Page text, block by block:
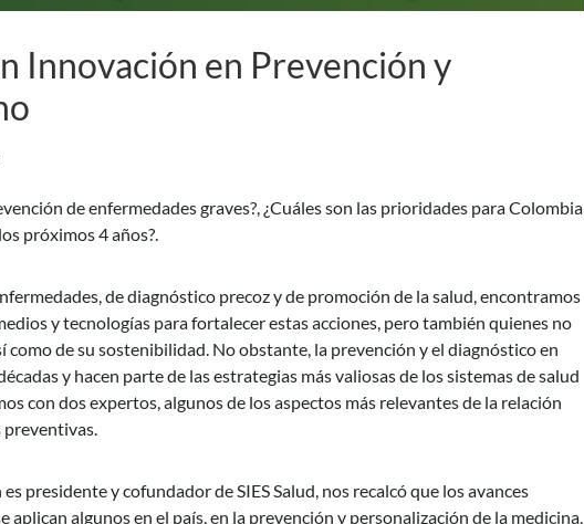
Innovación en Prevención y
de enfermedades graves?, ¿Cuáles son las prioridades para Colombia
próximos 4 años?.
de diagnóstico precoz y de promoción de la salud, encontramos
y tecnologías para fortalecer estas acciones, pero también quienes no
como de su sostenibilidad. No obstante, la prevención y el diagnóstico en
y hacen parte de las estrategias más valiosas de los sistemas de salud
con dos expertos, algunos de los aspectos más relevantes de la relación
preventivas.
presidente y cofundador de SIES Salud, nos recalcó que los avances
aplican algunos en el país, en la prevención y personalización de la medicina,